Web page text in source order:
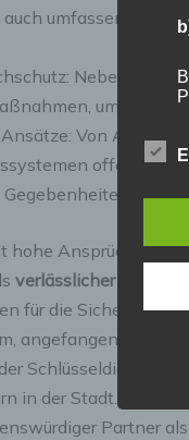
umfassende
Neben
um durch
Von
offeriert
hohe Ansprüche an
verlässlicher Partner
für die Sicherheit
angefangen von
Schlüsseldienst
in der Stadt. Denn
Partner als